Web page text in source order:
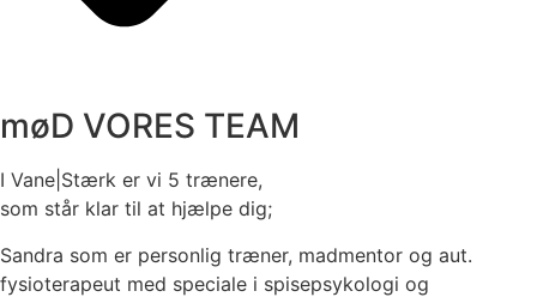
møD VORES TEAM
I Vane|Stærk er vi 5 trænere,
som står klar til at hjælpe dig;
Sandra som er personlig træner, madmentor og aut.
fysioterapeut med speciale i spisepsykologi og